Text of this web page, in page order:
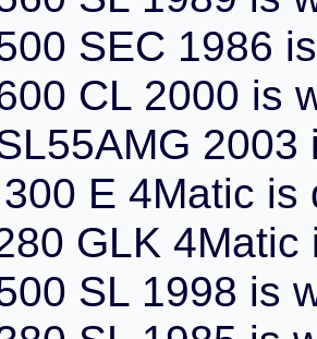
00 SEC 1986 is
00 CL 2000 is
L55AMG 2003
300 E 4Matic is
80 GLK 4Matic
00 SL 1998 is